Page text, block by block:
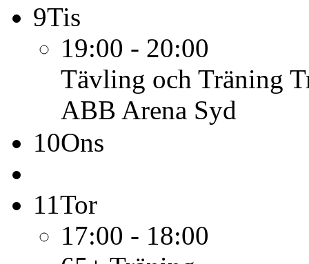
9Tis
19:00 - 20:00
Tävling och Träning
ABB Arena Syd
10Ons
11Tor
17:00 - 18:00